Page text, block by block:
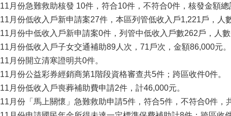
11月份急難救助核發 10件，符合10件，不符合0件，核發金額
11月份低收入戶新申請案27件，本區列管低收入戶1,221戶，人
11月份中低收入戶新申請案0件，列管中低收入戶數262戶，人
11月份低收入戶子女交通補助89人次，71戶次，金額86,000元。
11月份開立清寒證明共0件。
11月份公益彩券經銷商第1階段資格審查共5件；跨區收件0件。
11月份低收入戶喪葬補助費申請2件，計46,000元。
11月份「馬上關懷」急難救助申請5件，符合5件，不符合0件，